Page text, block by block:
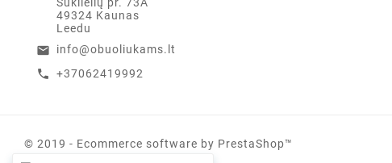
49324 Kaunas
Leedu
email info@obuoliukams.lt
call +37062419992
© 2019 - Ecommerce software by PrestaShop™